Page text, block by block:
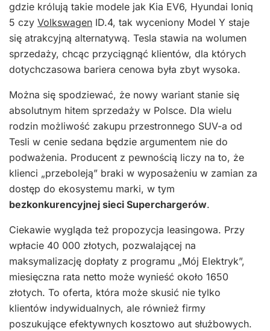
gdzie królują takie modele jak Kia EV6, Hyundai Ioniq
5 czy Volkswagen ID.4, tak wyceniony Model Y staje
się atrakcyjną alternatywą. Tesla stawia na wolumen
sprzedaży, chcąc przyciągnąć klientów, dla których
dotychczasowa bariera cenowa była zbyt wysoka.
Można się spodziewać, że nowy wariant stanie się
absolutnym hitem sprzedaży w Polsce. Dla wielu
rodzin możliwość zakupu przestronnego SUV-a od
Tesli w cenie sedana będzie argumentem nie do
podważenia. Producent z pewnością liczy na to, że
klienci „przeboleją” braki w wyposażeniu w zamian za
dostęp do ekosystemu marki, w tym
bezkonkurencyjnej sieci Superchargerów.
Ciekawie wygląda też propozycja leasingowa. Przy
wpłacie 40 000 złotych, pozwalającej na
maksymalizację dopłaty z programu „Mój Elektryk”,
miesięczna rata netto może wynieść około 1650
złotych. To oferta, która może skusić nie tylko
klientów indywidualnych, ale również firmy
poszukujące efektywnych kosztowo aut służbowych.